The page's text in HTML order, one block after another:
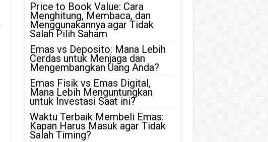
Price to Book Value: Cara
Menghitung, Membaca, dan
Menggunakannya agar Tidak
Salah Pilih Saham
Emas vs Deposito: Mana Lebih
Cerdas untuk Menjaga dan
Mengembangkan Uang Anda?
Emas Fisik vs Emas Digital,
Mana Lebih Menguntungkan
untuk Investasi Saat ini?
Waktu Terbaik Membeli Emas:
Kapan Harus Masuk agar Tidak
Salah Timing?